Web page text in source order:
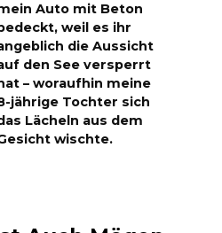
Auto mit Beton
bedeckt, weil es ihr
die Aussicht
den See versperrt
hat – woraufhin meine
jährige Tochter sich
Lächeln aus dem
wischte.